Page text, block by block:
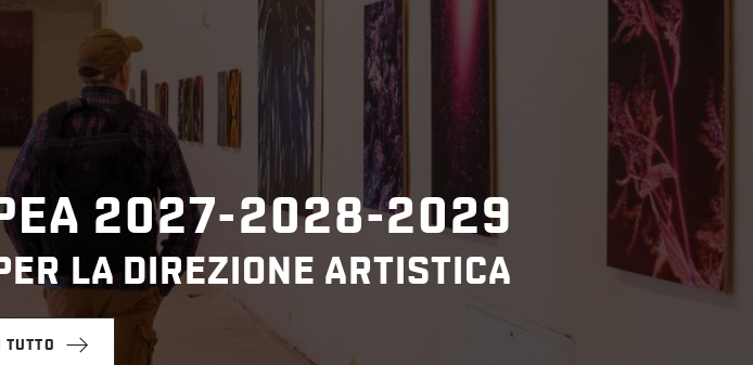
2027-2028-2029
LA DIREZIONE ARTISTICA
TUTTO